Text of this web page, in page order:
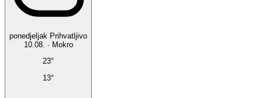
ponedjeljak Prihvatljivo
10.08. · Mokro
23°
13°